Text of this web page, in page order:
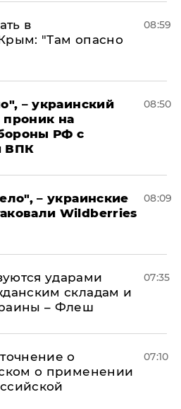
в
"Там опасно
08:59
– украинский
проник на
РФ с
ВПК
08:50
– украинские
Wildberries
08:09
ударами
складам и
– Флеш
07:35
о
о применении
07:10